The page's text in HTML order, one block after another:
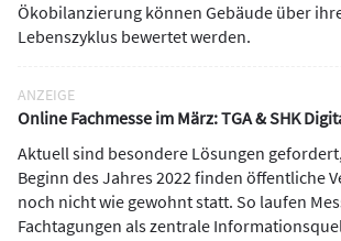
Ökobilanzierung können Gebäude über
Lebenszyklus bewertet werden.
ANZEIGE
Online Fachmesse im März: TGA & SHK
Aktuell sind besondere Lösungen
Beginn des Jahres 2022 finden öffentliche
noch nicht wie gewohnt statt. So laufen
Fachtagungen als zentrale